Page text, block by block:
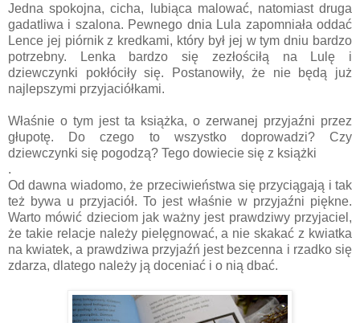
Jedna spokojna, cicha, lubiąca malować, natomiast druga
gadatliwa i szalona. Pewnego dnia Lula zapomniała oddać
Lence jej piórnik z kredkami, który był jej w tym dniu bardzo
potrzebny. Lenka bardzo się zezłościłą na Lulę i
dziewczynki pokłóciły się. Postanowiły, że nie będą już
najlepszymi przyjaciółkami.
Właśnie o tym jest ta książka, o zerwanej przyjaźni przez
głupotę. Do czego to wszystko doprowadzi? Czy
dziewczynki się pogodzą? Tego dowiecie się z książki
.
Od dawna wiadomo, że przeciwieństwa się przyciągają i tak
też bywa u przyjaciół. To jest właśnie w przyjaźni piękne.
Warto mówić dzieciom jak ważny jest prawdziwy przyjaciel,
że takie relacje należy pielęgnować, a nie skakać z kwiatka
na kwiatek, a prawdziwa przyjaźń jest bezcenna i rzadko się
zdarza, dlatego należy ją doceniać i o nią dbać.